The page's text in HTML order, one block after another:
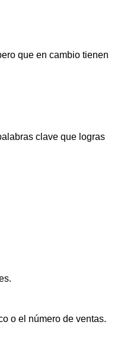
que en cambio tienen
clave que logras
o el número de ventas.